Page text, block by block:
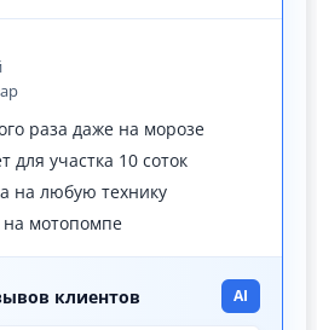
раза даже на морозе
для участка 10 соток
на любую технику
мотопомпе
клиентов AI